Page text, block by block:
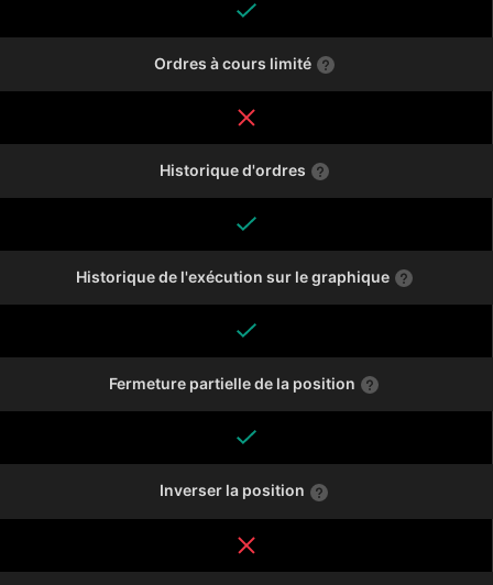
Ordres à cours limité
Historique d'ordres
Historique de l'exécution sur le graphique
Fermeture partielle de la position
Inverser la position